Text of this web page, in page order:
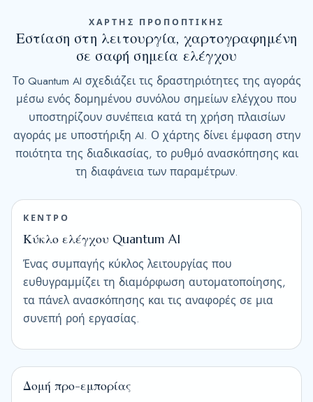
ΧΑΡΤΗΣ ΠΡΟΠΟΠΤΙΚΗΣ
Εστίαση στη λειτουργία, χαρτογραφημένη
σε σαφή σημεία ελέγχου
Το Quantum AI σχεδιάζει τις δραστηριότητες της αγοράς
μέσω ενός δομημένου συνόλου σημείων ελέγχου που
υποστηρίζουν συνέπεια κατά τη χρήση πλαισίων
αγοράς με υποστήριξη AI. Ο χάρτης δίνει έμφαση στην
ποιότητα της διαδικασίας, το ρυθμό ανασκόπησης και
τη διαφάνεια των παραμέτρων.
ΚΕΝΤΡΟ
Κύκλο ελέγχου Quantum AI
Ένας συμπαγής κύκλος λειτουργίας που
ευθυγραμμίζει τη διαμόρφωση αυτοματοποίησης,
τα πάνελ ανασκόπησης και τις αναφορές σε μια
συνεπή ροή εργασίας.
Δομή προ-εμπορίας